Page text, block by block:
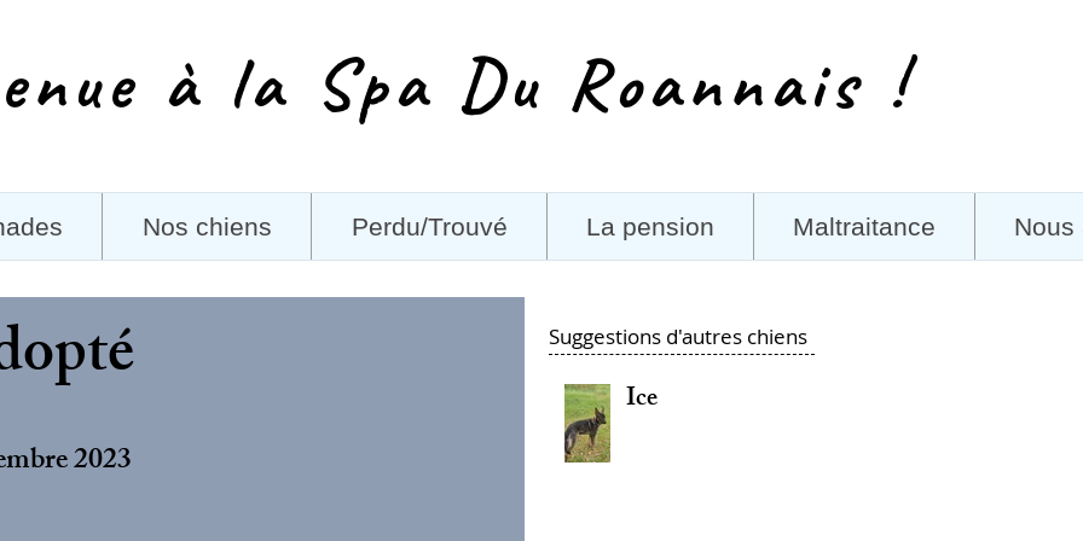
à la Spa Du Roannais !
Nos chiens Perdu/Trouvé La pension Maltraitance Nous
2023
Suggestions d'autres chiens
Ice